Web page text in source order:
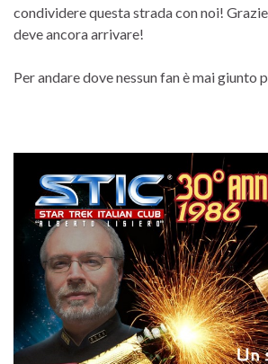
condividere questa strada con noi!
deve ancora arrivare!
Per andare dove nessun fan è mai giunto